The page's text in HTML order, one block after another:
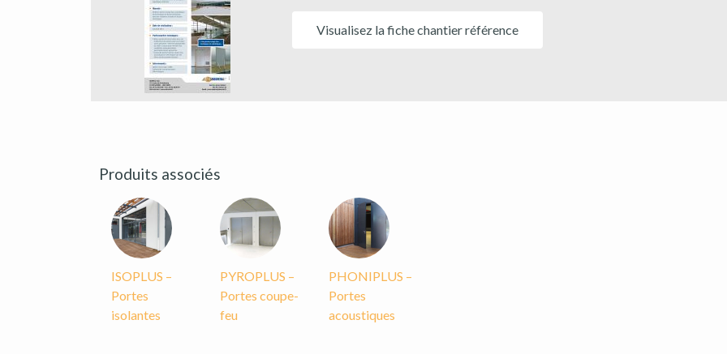
Visualisez la fiche chantier référence
Produits associés
ISOPLUS –
Portes
isolantes
PYROPLUS –
Portes coupe-
feu
PHONIPLUS –
Portes
acoustiques